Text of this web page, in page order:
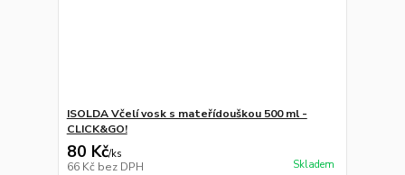
ISOLDA Včelí vosk s mateřídouškou 500 ml -
CLICK&GO!
80 Kč/ks
66 Kč bez DPH Skladem